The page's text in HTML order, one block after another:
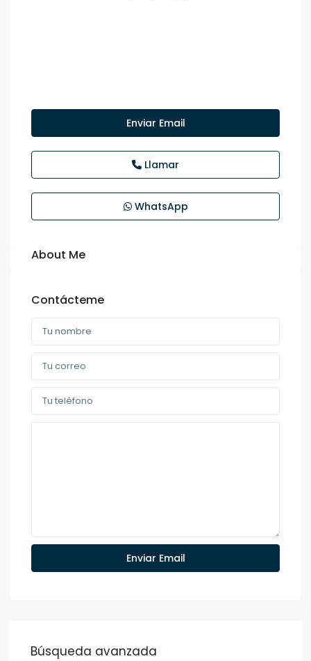
Enviar Email
Llamar
WhatsApp
About Me
Contácteme
Búsqueda avanzada